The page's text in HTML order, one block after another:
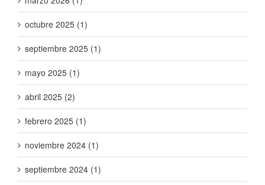
octubre 2025 (1)
septiembre 2025 (1)
mayo 2025 (1)
abril 2025 (2)
febrero 2025 (1)
noviembre 2024 (1)
septiembre 2024 (1)